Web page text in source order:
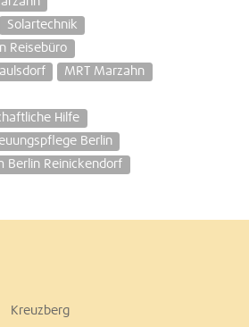
Solartechnik
Reisebüro
MRT Marzahn
Hilfe
Berlin
Berlin Reinickendorf
Kreuzberg